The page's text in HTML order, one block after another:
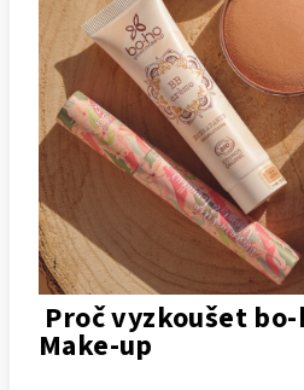
Proč vyzkoušet
Make-up